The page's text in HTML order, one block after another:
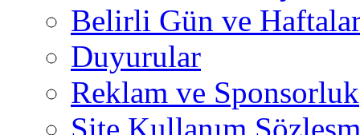
Belirli Gün ve
Duyurular
Reklam ve Sponsorluk